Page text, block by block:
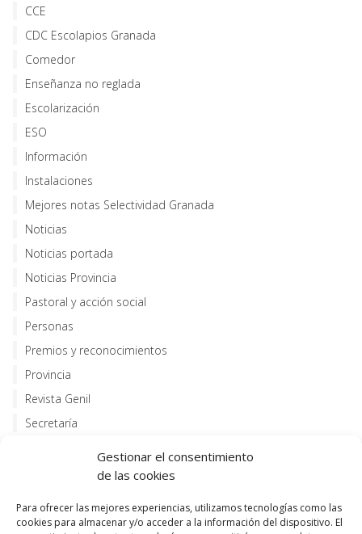
Gestionar el consentimiento
de las cookies
Para ofrecer las mejores experiencias, utilizamos tecnologías como las
cookies para almacenar y/o acceder a la información del dispositivo. El
CCE
CDC Escolapios Granada
Comedor
Enseñanza no reglada
Escolarización
ESO
Información
Instalaciones
Mejores notas Selectividad Granada
Noticias
Noticias portada
Noticias Provincia
Pastoral y acción social
Personas
Premios y reconocimientos
Provincia
Revista Genil
Secretaría
Acceder